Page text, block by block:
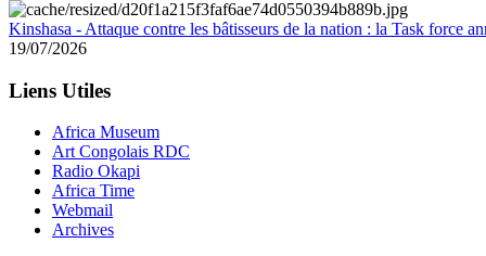
Kinshasa - Attaque contre les bâtisseurs de la nation : la Task force
19/07/2026
Liens Utiles
Africa Museum
Art Congolais RDC
Radio Okapi
Africa Time
Webmail
Archives